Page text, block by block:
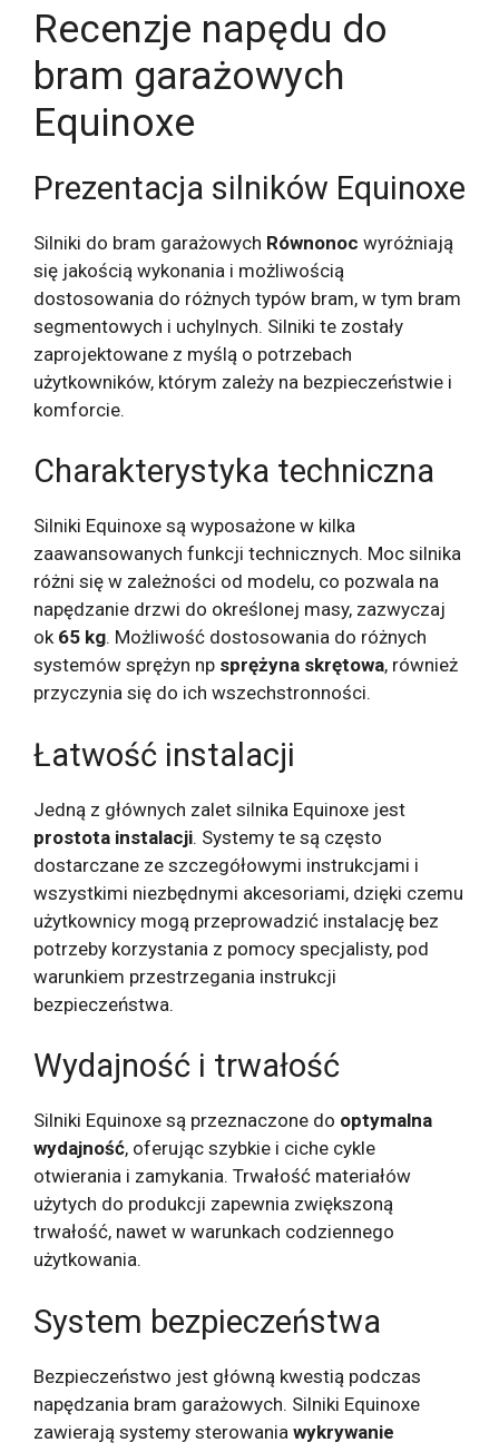
Recenzje napędu do
bram garażowych
Equinoxe
Prezentacja silników Equinoxe
Silniki do bram garażowych Równonoc wyróżniają
się jakością wykonania i możliwością
dostosowania do różnych typów bram, w tym bram
segmentowych i uchylnych. Silniki te zostały
zaprojektowane z myślą o potrzebach
użytkowników, którym zależy na bezpieczeństwie i
komforcie.
Charakterystyka techniczna
Silniki Equinoxe są wyposażone w kilka
zaawansowanych funkcji technicznych. Moc silnika
różni się w zależności od modelu, co pozwala na
napędzanie drzwi do określonej masy, zazwyczaj
ok 65 kg. Możliwość dostosowania do różnych
systemów sprężyn np sprężyna skrętowa, również
przyczynia się do ich wszechstronności.
Łatwość instalacji
Jedną z głównych zalet silnika Equinoxe jest
prostota instalacji. Systemy te są często
dostarczane ze szczegółowymi instrukcjami i
wszystkimi niezbędnymi akcesoriami, dzięki czemu
użytkownicy mogą przeprowadzić instalację bez
potrzeby korzystania z pomocy specjalisty, pod
warunkiem przestrzegania instrukcji
bezpieczeństwa.
Wydajność i trwałość
Silniki Equinoxe są przeznaczone do optymalna
wydajność, oferując szybkie i ciche cykle
otwierania i zamykania. Trwałość materiałów
użytych do produkcji zapewnia zwiększoną
trwałość, nawet w warunkach codziennego
użytkowania.
System bezpieczeństwa
Bezpieczeństwo jest główną kwestią podczas
napędzania bram garażowych. Silniki Equinoxe
zawierają systemy sterowania wykrywanie